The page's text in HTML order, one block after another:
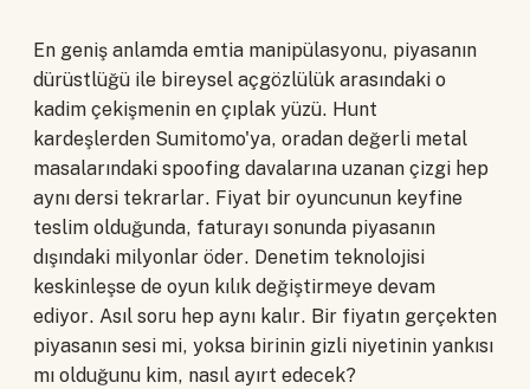
En geniş anlamda emtia manipülasyonu, piyasanın
dürüstlüğü ile bireysel açgözlülük arasındaki o
kadim çekişmenin en çıplak yüzü. Hunt
kardeşlerden Sumitomo'ya, oradan değerli metal
masalarındaki spoofing davalarına uzanan çizgi hep
aynı dersi tekrarlar. Fiyat bir oyuncunun keyfine
teslim olduğunda, faturayı sonunda piyasanın
dışındaki milyonlar öder. Denetim teknolojisi
keskinleşse de oyun kılık değiştirmeye devam
ediyor. Asıl soru hep aynı kalır. Bir fiyatın gerçekten
piyasanın sesi mi, yoksa birinin gizli niyetinin yankısı
mı olduğunu kim, nasıl ayırt edecek?